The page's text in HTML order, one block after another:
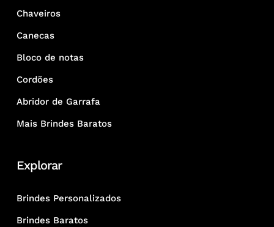
Chaveiros
Canecas
Bloco de notas
Cordões
Abridor de Garrafa
Mais Brindes Baratos
Explorar
Brindes Personalizados
Brindes Baratos